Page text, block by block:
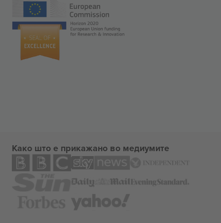
Како што е прикажано во медиумите